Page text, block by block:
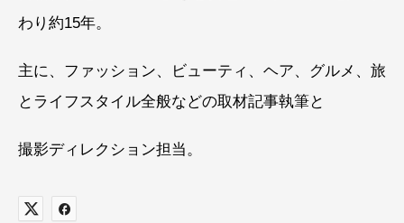
わり約15年。
主に、ファッション、ビューティ、ヘア、グルメ、旅
とライフスタイル全般などの取材記事執筆と
撮影ディレクション担当。